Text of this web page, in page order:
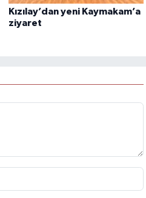
Kızılay’dan yeni Kaymakam’a
ziyaret